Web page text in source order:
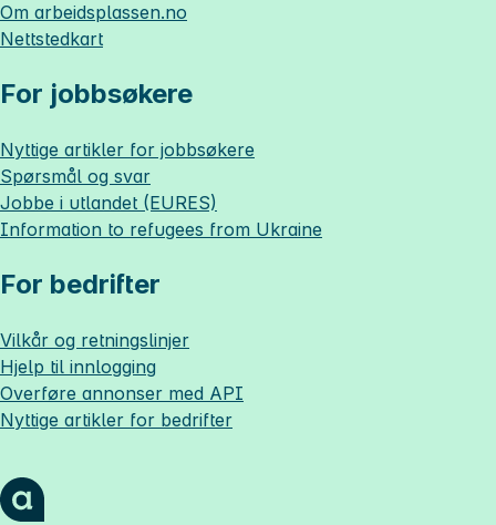
Om arbeidsplassen.no
Nettstedkart
For jobbsøkere
Nyttige artikler for jobbsøkere
Spørsmål og svar
Jobbe i utlandet (EURES)
Information to refugees from Ukraine
For bedrifter
Vilkår og retningslinjer
Hjelp til innlogging
Overføre annonser med API
Nyttige artikler for bedrifter